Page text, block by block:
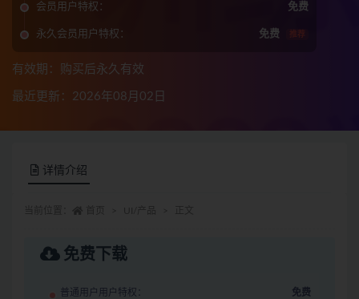
会员用户特权： 免费
永久会员用户特权： 免费 推荐
有效期：购买后永久有效
最近更新：2026年08月02日
详情介绍
免费下载
普通用户用户特权： 免费